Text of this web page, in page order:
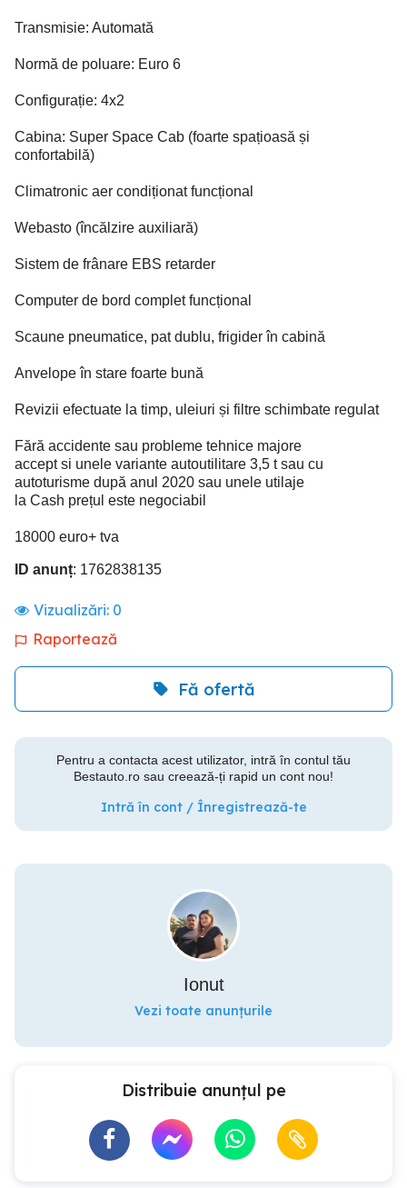
Transmisie: Automată
Normă de poluare: Euro 6
Configurație: 4x2
Cabina: Super Space Cab (foarte spațioasă și
confortabilă)
Climatronic aer condiționat funcțional
Webasto (încălzire auxiliară)
Sistem de frânare EBS retarder
Computer de bord complet funcțional
Scaune pneumatice, pat dublu, frigider în cabină
Anvelope în stare foarte bună
Revizii efectuate la timp, uleiuri și filtre schimbate regulat
Fără accidente sau probleme tehnice majore
accept si unele variante autoutilitare 3,5 t sau cu
autoturisme după anul 2020 sau unele utilaje
la Cash prețul este negociabil
18000 euro+ tva
ID anunț: 1762838135
Vizualizări: 0
Raportează
Fă ofertă
Pentru a contacta acest utilizator, intră în contul tău
Bestauto.ro sau creează-ți rapid un cont nou!
Intră în cont / Înregistrează-te
Ionut
Vezi toate anunțurile
Distribuie anunțul pe